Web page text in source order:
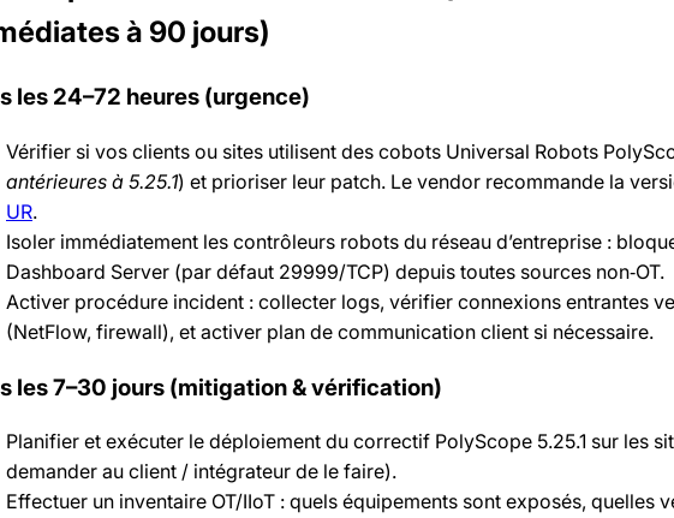
à 90 jours)
les 24–72 heures (urgence)
Vérifier si vos clients ou sites utilisent des cobots Universal Robots
antérieures à 5.25.1) et prioriser leur patch. Le vendor recommande la
UR.
Isoler immédiatement les contrôleurs robots du réseau d’entreprise :
Dashboard Server (par défaut 29999/TCP) depuis toutes sources non‑OT.
Activer procédure incident : collecter logs, vérifier connexions entrantes
(NetFlow, firewall), et activer plan de communication client si nécessaire.
les 7–30 jours (mitigation & vérification)
Planifier et exécuter le déploiement du correctif PolyScope 5.25.1 sur les
demander au client / intégrateur de le faire).
Effectuer un inventaire OT/IIoT : quels équipements sont exposés, quelles